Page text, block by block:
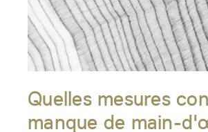
Quelles mesures
manque de main-